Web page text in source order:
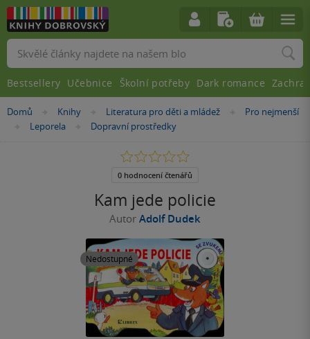
Nacházíte
Domů »Knihy »Literatura pro děti a mládež »Pro nejmenší
»
Leporela »
Dopravní prostředky
Kam jede policie
Autor Adolf Dudek
Nedostupné
0.0
5
0 hodnocení čtenářů
Vyhledávání
Bestsellery Učebnice Školní potřeby Dark romance